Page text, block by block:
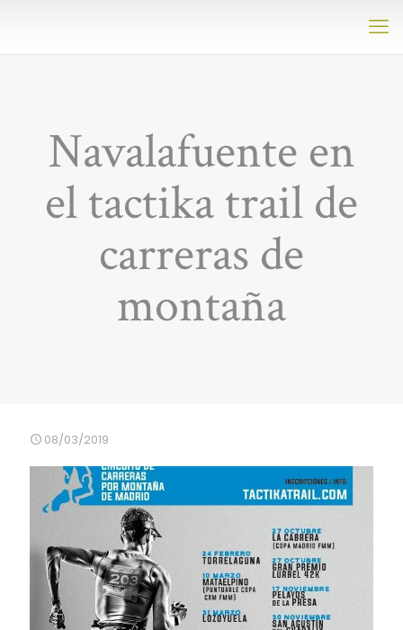
Navalafuente en
el tactika trail de
carreras de
montaña
08/03/2019